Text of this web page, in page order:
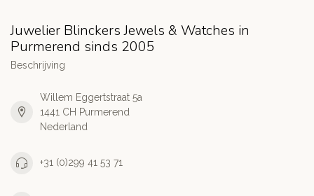
Juwelier Blinckers Jewels & Watches in
Purmerend sinds 2005
Beschrijving
Willem Eggertstraat 5a
1441 CH Purmerend
Nederland
+31 (0)299 41 53 71